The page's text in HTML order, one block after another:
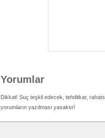
Yorumlar
Dikkat! Suç teşkil edecek, tehditkar,
yorumların yazılması yasaktır!